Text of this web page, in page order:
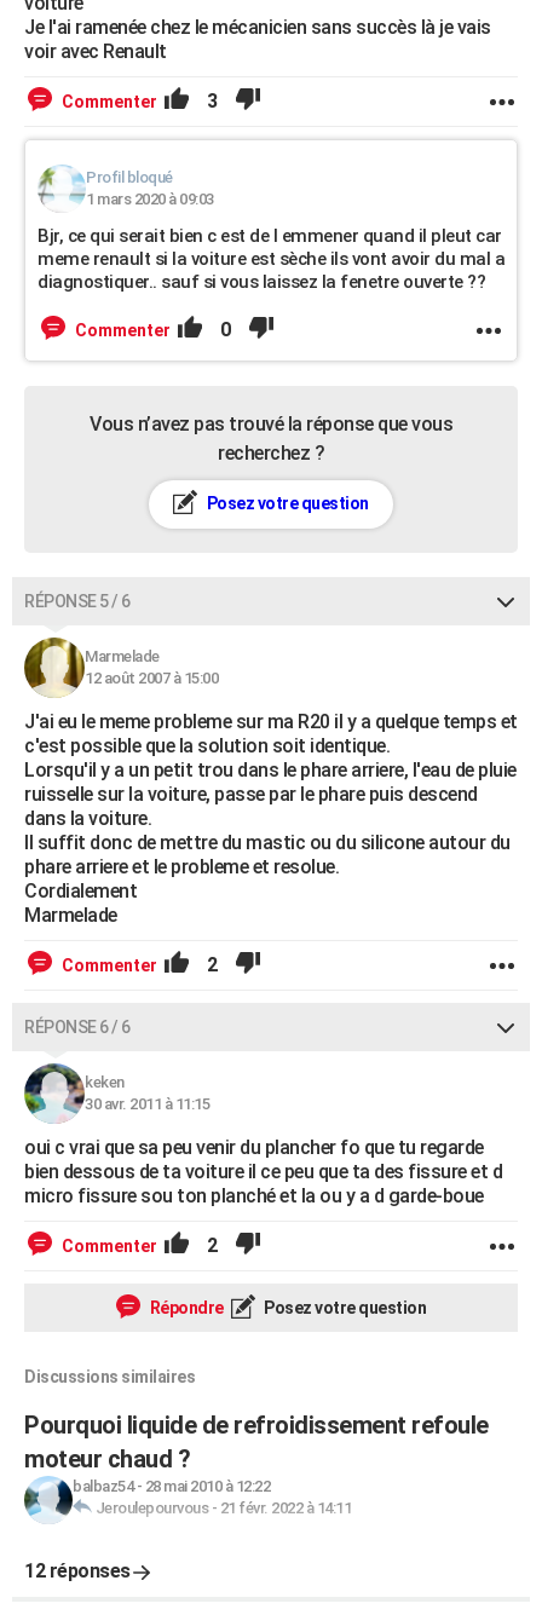
Je l'ai ramenée chez le mécanicien sans succès là je vais
voir avec Renault
Commenter 3
Profil bloqué
1 mars 2020 à 09:03
Bjr, ce qui serait bien c est de l emmener quand il pleut car
meme renault si la voiture est sèche ils vont avoir du mal a
diagnostiquer.. sauf si vous laissez la fenetre ouverte ??
Commenter 0
Vous n’avez pas trouvé la réponse que vous
recherchez ?
Posez votre question
RÉPONSE 5 / 6
Marmelade
12 août 2007 à 15:00
J'ai eu le meme probleme sur ma R20 il y a quelque temps et
c'est possible que la solution soit identique.
Lorsqu'il y a un petit trou dans le phare arriere, l'eau de pluie
ruisselle sur la voiture, passe par le phare puis descend
dans la voiture.
Il suffit donc de mettre du mastic ou du silicone autour du
phare arriere et le probleme et resolue.
Cordialement
Marmelade
Commenter 2
RÉPONSE 6 / 6
keken
30 avr. 2011 à 11:15
oui c vrai que sa peu venir du plancher fo que tu regarde
bien dessous de ta voiture il ce peu que ta des fissure et d
micro fissure sou ton planché et la ou y a d garde-boue
Commenter 2
Répondre Posez votre question
Discussions similaires
Pourquoi liquide de refroidissement refoule
moteur chaud ?
balbaz54- 28 mai 2010 à 12:22
Jeroulepourvous- 21 févr. 2022 à 14:11
12 réponses